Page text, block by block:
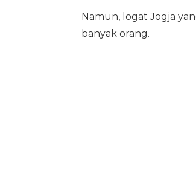
Namun, logat Jogja
banyak orang.